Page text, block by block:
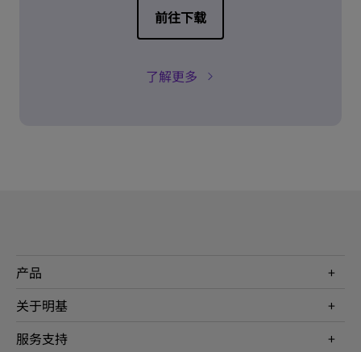
前往下载
了解更多
产品
投影机
WiT智能灯
关于明基
公司简介
服务支持